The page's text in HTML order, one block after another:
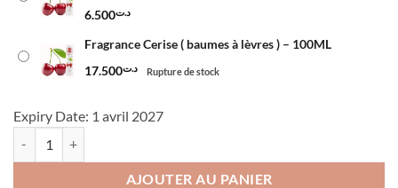
د.ت6.500
Fragrance Cerise ( baumes à lèvres ) – 100ML
د.ت17.500 Rupture de stock
Expiry Date: 1 avril 2027
AJOUTER AU PANIER